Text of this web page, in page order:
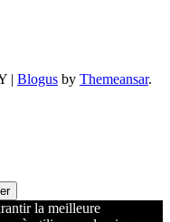
| Blogus by Themeansar.
la meilleure